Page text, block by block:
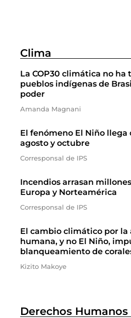
Clima
La COP30 climática no ha
pueblos indígenas de
poder
Amanda Magnani
El fenómeno El Niño
agosto y octubre
Corresponsal de IPS
Incendios arrasan
Europa y Norteamérica
Corresponsal de IPS
El cambio climático por la
humana, y no El Niño,
blanqueamiento de
Kizito Makoye
Derechos Humanos